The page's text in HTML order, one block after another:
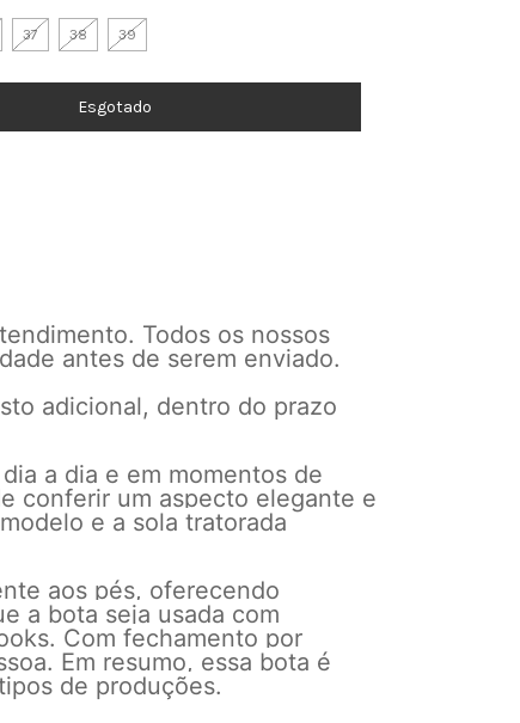
37 38 39
Todos os nossos
antes de serem enviado.
adicional, dentro do prazo
a dia e em momentos de
conferir um aspecto elegante e
e a sola tratorada
aos pés, oferecendo
a bota seja usada com
Com fechamento por
Em resumo, essa bota é
de produções.